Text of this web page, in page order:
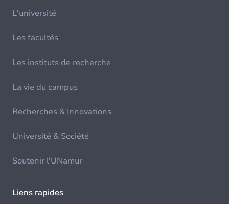
L'université
Les facultés
Les instituts de recherche
La vie du campus
Recherches & Innovations
Université & Société
Soutenir l'UNamur
Liens rapides